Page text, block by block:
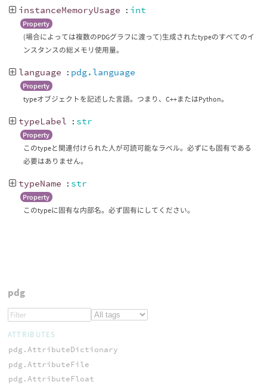
instanceMemoryUsage : int
Property
(場合によっては複数のPDGグラフに渡って)生成されたtypeのすべてのイ
ンスタンスの総メモリ使用量。
language : pdg.language
Property
typeオブジェクトを記述した言語。つまり、C++またはPython。
typeLabel : str
Property
このtypeと関連付けられた人が可読可能なラベル。必ずにも固有である
必要はありません。
typeName : str
Property
このtypeに固有な内部名。必ず固有にしてください。
pdg
ATTRIBUTES
pdg.AttributeDictionary
pdg.AttributeFile
pdg.AttributeFloat